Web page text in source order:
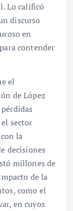
Lo calificó
discurso
en
contender
el
de López
sector
la
decisiones
millones de
de la
como el
en cuyos